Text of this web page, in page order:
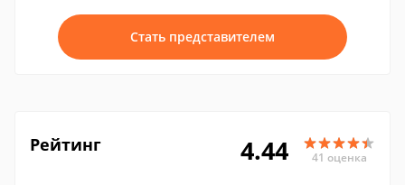
Стать представителем
Рейтинг 4.44 41 оценка